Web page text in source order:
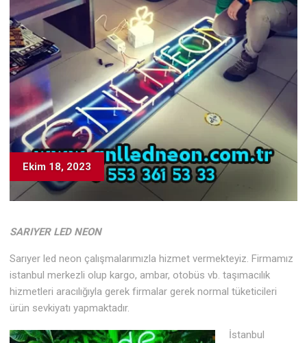
Ekim 18, 2023
SARIYER LED NEON
Sarıyer led neon çalışmalarımızla hizmet vermekteyiz. Firmamız
istanbul merkezli olup kargo, ambar, otobüs vb. taşımacılık
hizmetleri aracılığıyla gerek firmalar gerek normal tüketicileri
ürün sevkiyatı yapmaktadır.
İstanbul